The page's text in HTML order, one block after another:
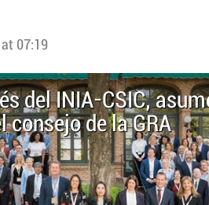
07:19
del INIA-CSIC,
consejo de la GRA